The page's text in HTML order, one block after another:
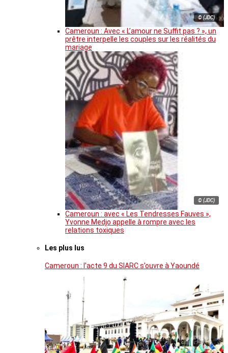
© (JDC)
Cameroun : Avec « L’amour ne Suffit pas ? », un
prêtre interpelle les couples sur les réalités du
mariage
© (JDC)
Cameroun : avec « Les Tendresses Fauves »,
Yvonne Medjo appelle à rompre avec les
relations toxiques
Les plus lus
Cameroun : l’acte 9 du SIARC s’ouvre à Yaoundé